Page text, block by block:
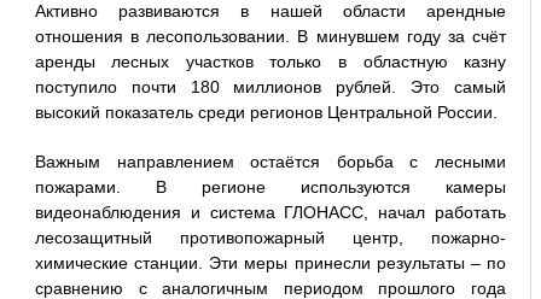
Активно развиваются в нашей области арендные
отношения в лесопользовании. В минувшем году за счёт
аренды лесных участков только в областную казну
поступило почти 180 миллионов рублей. Это самый
высокий показатель среди регионов Центральной России.
Важным направлением остаётся борьба с лесными
пожарами. В регионе используются камеры
видеонаблюдения и система ГЛОНАСС, начал работать
лесозащитный противопожарный центр, пожарно-
химические станции. Эти меры принесли результаты – по
сравнению с аналогичным периодом прошлого года